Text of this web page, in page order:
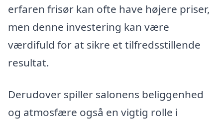
erfaren frisør kan ofte have højere priser,
men denne investering kan være
værdifuld for at sikre et tilfredsstillende
resultat.
Derudover spiller salonens beliggenhed
og atmosfære også en vigtig rolle i